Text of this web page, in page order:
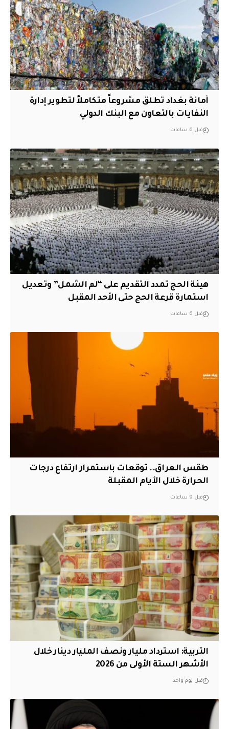
أمانة بغداد تطلق مشروعاً متكاملاً لتطوير إدارة
النفايات بالتعاون مع البنك الدولي
قبل 6 ساعات
هيئة الحج تمدد التقديم على “لم الشمل” وتعديل
استمارة قرعة الحج حتى الأحد المقبل
قبل 6 ساعات
طقس العراق.. توقعات باستمرار ارتفاع درجات
الحرارة خلال الأيام المقبلة
قبل 9 ساعات
التربية: استرداد مليار ونصف المليار دينار خلال
الأشهر الستة الأولى من 2026
قبل يوم واحد